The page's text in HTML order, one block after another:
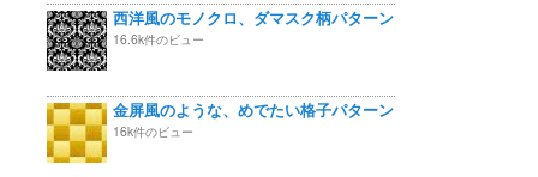
西洋風のモノクロ、ダマスク柄パターン
16.6k件のビュー
金屏風のような、めでたい格子パターン
16k件のビュー